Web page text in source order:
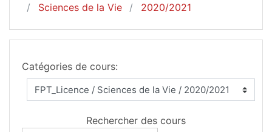
Sciences de la Vie
2020/2021
Catégories de cours:
Rechercher des cours